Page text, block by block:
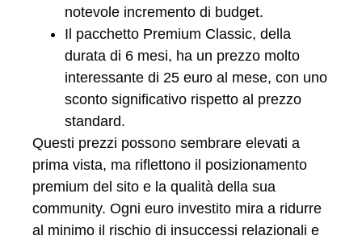
notevole incremento di budget.
Il pacchetto Premium Classic, della
durata di 6 mesi, ha un prezzo molto
interessante di 25 euro al mese, con uno
sconto significativo rispetto al prezzo
standard.
Questi prezzi possono sembrare elevati a
prima vista, ma riflettono il posizionamento
premium del sito e la qualità della sua
community. Ogni euro investito mira a ridurre
al minimo il rischio di insuccessi relazionali e